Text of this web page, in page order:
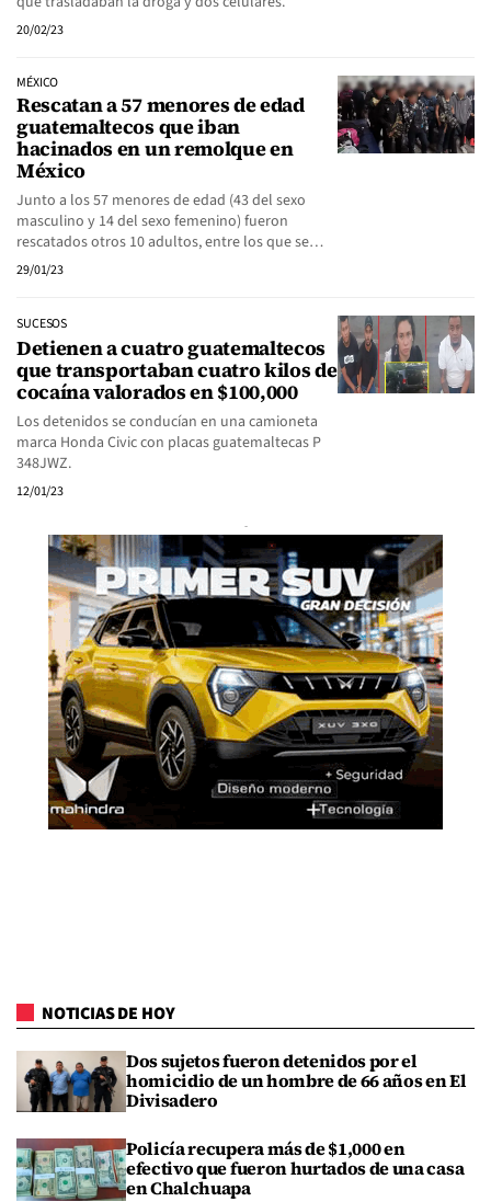
20/02/23
MÉXICO
Rescatan a 57 menores de edad
guatemaltecos que iban
hacinados en un remolque en
México
Junto a los 57 menores de edad (43 del sexo
masculino y 14 del sexo femenino) fueron
rescatados otros 10 adultos, entre los que se…
29/01/23
SUCESOS
Detienen a cuatro guatemaltecos
que transportaban cuatro kilos de
cocaína valorados en $100,000
Los detenidos se conducían en una camioneta
marca Honda Civic con placas guatemaltecas P
348JWZ.
12/01/23
NOTICIAS DE HOY
Dos sujetos fueron detenidos por el
homicidio de un hombre de 66 años en El
Divisadero
Policía recupera más de $1,000 en
efectivo que fueron hurtados de una casa
en Chalchuapa